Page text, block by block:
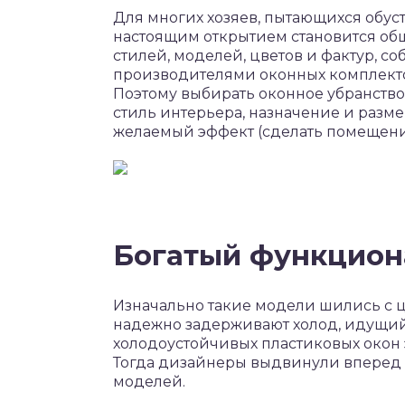
Для многих хозяев, пытающихся
настоящим открытием становится
стилей, моделей, цветов и фактур,
производителями оконных
Поэтому выбирать оконное
стиль интерьера, назначение и
желаемый эффект (сделать
Богатый
Изначально такие модели шились с
надежно задерживают холод,
холодоустойчивых пластиковых
Тогда дизайнеры выдвинули
моделей.